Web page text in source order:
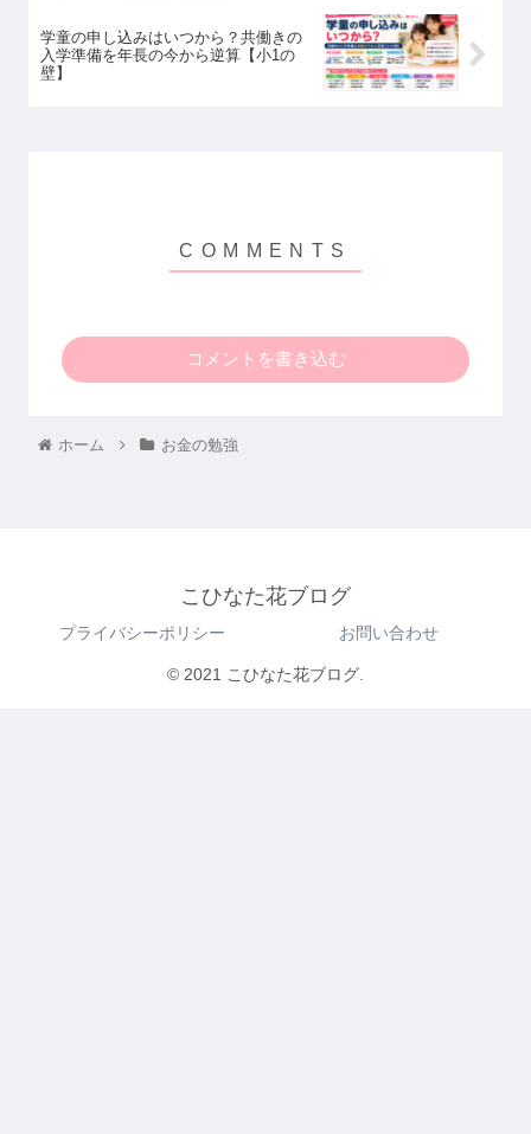
学童の申し込みはいつから？共働きの
入学準備を年長の今から逆算【小1の
壁】
コメントを書き込む
ホーム お金の勉強
こひなた花ブログ
プライバシーポリシー お問い合わせ
© 2021 こひなた花ブログ.